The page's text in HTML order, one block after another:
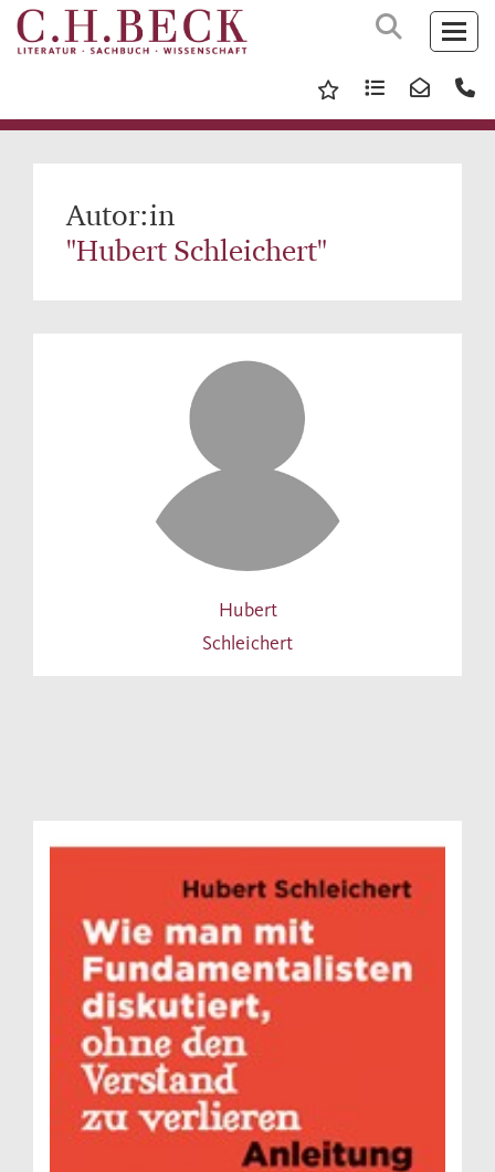
Autor:in
"Hubert Schleichert"
Hubert
Schleichert